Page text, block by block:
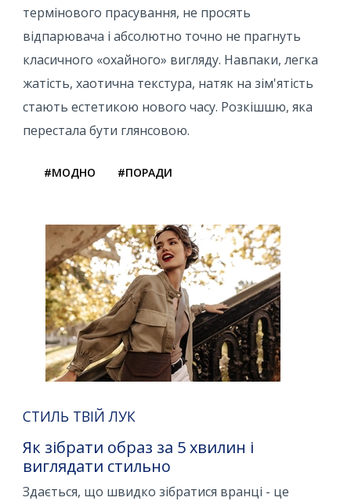
термінового прасування, не просять
відпарювача і абсолютно точно не прагнуть
класичного «охайного» вигляду. Навпаки, легка
жатість, хаотична текстура, натяк на зім'ятість
стають естетикою нового часу. Розкішшю, яка
перестала бути глянсовою.
#МОДНО #ПОРАДИ
СТИЛЬ ТВІЙ ЛУК
Як зібрати образ за 5 хвилин і
виглядати стильно
Здається, що швидко зібратися вранці - це